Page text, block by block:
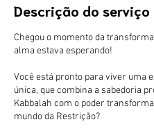
i
Descrição do serviço
Chegou o momento da
alma estava esperando!
Você está pronto para viver uma
única, que combina a sabedoria
Kabbalah com o poder
mundo da Restrição?